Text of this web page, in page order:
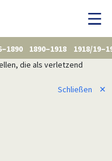
1890–1918
1918/
die als verletzend
Schließen
✕